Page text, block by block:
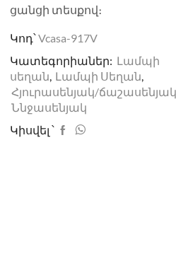
ցանցի տեսքով։
Կոդ՝Vcasa-917V
Կատեգորիաներ: Լամպի
սեղան, Լամպի Սեղան,
Հյուրասենյակ/ճաշասենյակ
Ննջասենյակ
Կիսվել ՝